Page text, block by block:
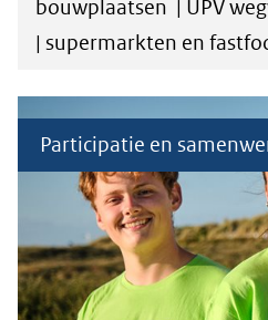
bouwplaatsen | UPV
| supermarkten en
Participatie en